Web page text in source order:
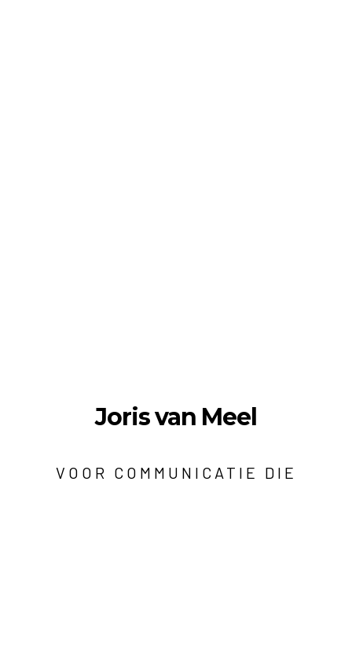
Joris van Meel
VOOR COMMUNICATIE DIE